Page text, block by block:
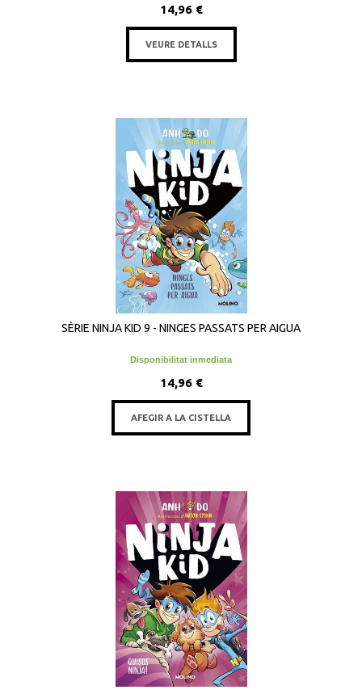
14,96 €
VEURE DETALLS
SÈRIE NINJA KID 9 - NINGES PASSATS PER AIGUA
Disponibilitat inmediata
14,96 €
AFEGIR A LA CISTELLA